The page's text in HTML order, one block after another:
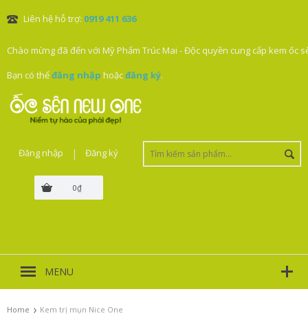
Liên hệ hỗ trợ: 0919 411 636
Chào mừng đã đến với Mỹ Phẩm Trúc Mai - Độc quyền cung cấp kem ốc
Bạn có thểđăng nhập hoặcđăng ký.
0₫
Đăng nhập | Đăng ký
MENU
Home › Kem trị mụn Nice One